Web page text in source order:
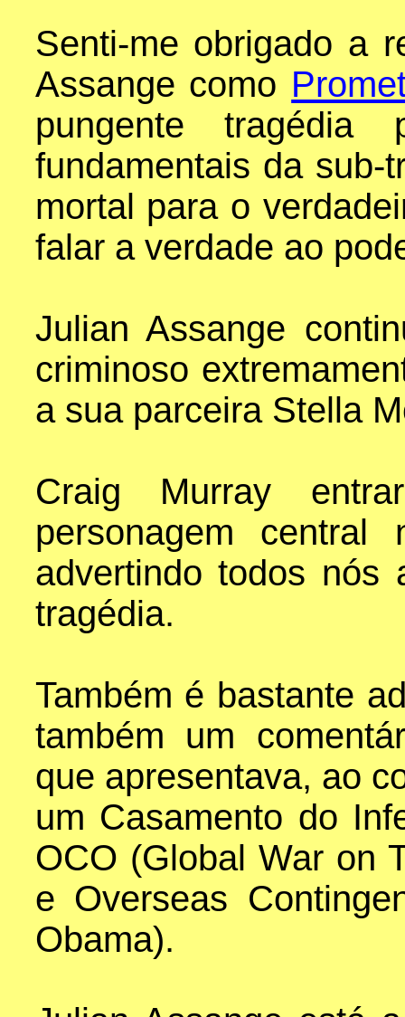
Senti-me obrigado a
Assange como
pungente tragédia
fundamentais da sub-
mortal para o
falar a verdade ao
Julian Assange
criminoso
a sua parceira Stella
Craig Murray
personagem central
advertindo todos nós
tragédia.
Também é bastante
também um
que apresentava, ao
um Casamento do
OCO (Global War on
e Overseas
Obama).